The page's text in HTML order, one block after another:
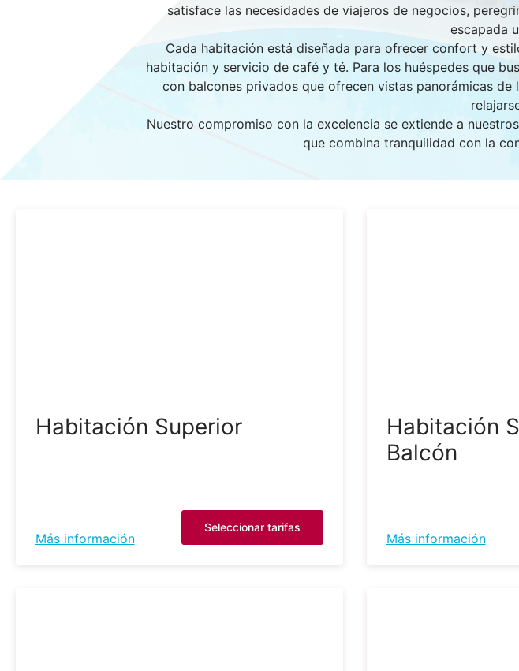
satisface las necesidades de viajeros de negocios,
escapada
Cada habitación está diseñada para ofrecer confort y
habitación y servicio de café y té. Para los huéspedes que
con balcones privados que ofrecen vistas panorámicas
Nuestro compromiso con la excelencia se extiende a
que combina tranquilidad con la
Habitación Superior
Más información
Seleccionar tarifas
Habitación
Balcón
Más información